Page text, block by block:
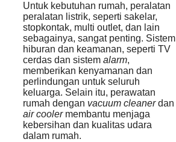
Untuk kebutuhan rumah, peralatan
peralatan listrik, seperti sakelar,
stopkontak, multi outlet, dan lain
sebagainya, sangat penting. Sistem
hiburan dan keamanan, seperti TV
cerdas dan sistem alarm,
memberikan kenyamanan dan
perlindungan untuk seluruh
keluarga. Selain itu, perawatan
rumah dengan vacuum cleanerdan
air coolermembantu menjaga
kebersihan dan kualitas udara
dalam rumah.